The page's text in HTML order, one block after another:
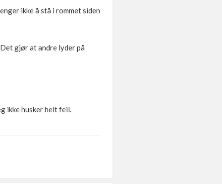
ikke å stå i rommet siden
gjør at andre lyder på
ikke husker helt feil.